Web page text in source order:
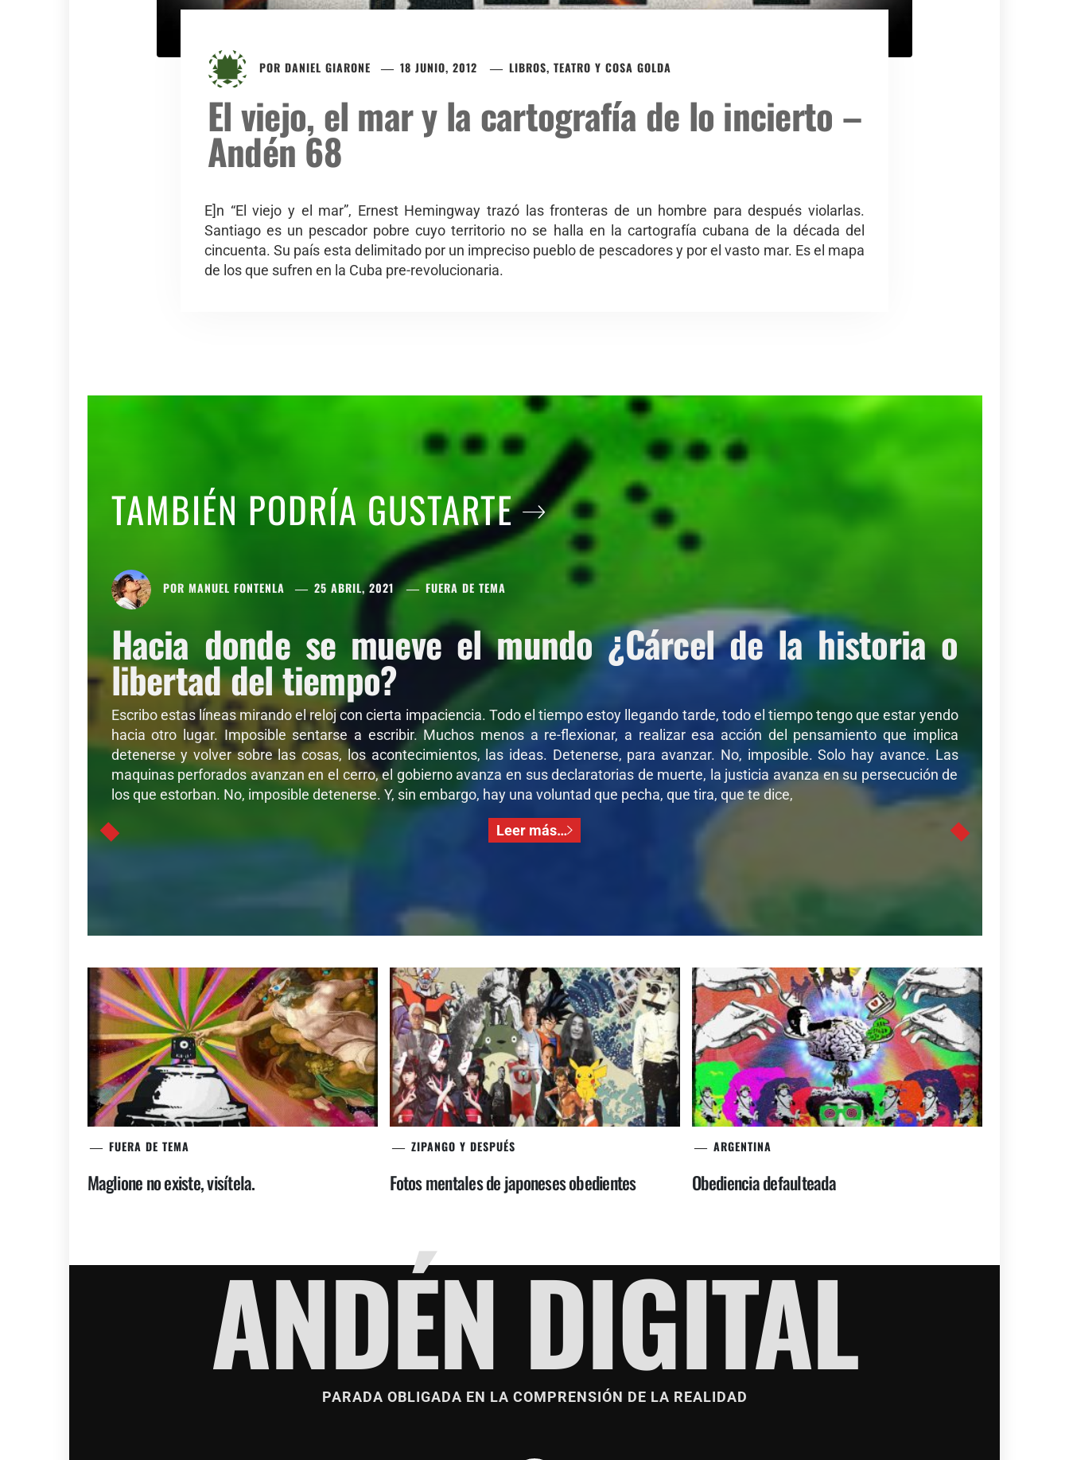
POR DANIEL GIARONE 18 JUNIO, 2012 LIBROS, TEATRO Y COSA GOLDA
El viejo, el mar y la cartografía de lo incierto –
Andén 68
E]n “El viejo y el mar”, Ernest Hemingway trazó las fronteras de un hombre para después violarlas.
Santiago es un pescador pobre cuyo territorio no se halla en la cartografía cubana de la década del
cincuenta. Su país esta delimitado por un impreciso pueblo de pescadores y por el vasto mar. Es el mapa
de los que sufren en la Cuba pre-revolucionaria.
TAMBIÉN PODRÍA GUSTARTE
POR MANUEL FONTENLA 25 ABRIL, 2021 FUERA DE TEMA
Hacia donde se mueve el mundo ¿Cárcel de la historia o
libertad del tiempo?
Escribo estas líneas mirando el reloj con cierta impaciencia. Todo el tiempo estoy llegando tarde, todo el tiempo tengo que estar yendo
hacia otro lugar. Imposible sentarse a escribir. Muchos menos a re-flexionar, a realizar esa acción del pensamiento que implica
detenerse y volver sobre las cosas, los acontecimientos, las ideas. Detenerse, para avanzar. No, imposible. Solo hay avance. Las
maquinas perforados avanzan en el cerro, el gobierno avanza en sus declaratorias de muerte, la justicia avanza en su persecución de
los que estorban. No, imposible detenerse. Y, sin embargo, hay una voluntad que pecha, que tira, que te dice,
Leer más…
FUERA DE TEMA
Maglione no existe, visítela.
ZIPANGO Y DESPUÉS
Fotos mentales de japoneses obedientes
ARGENTINA
Obediencia defaulteada
ANDÉN DIGITAL
PARADA OBLIGADA EN LA COMPRENSIÓN DE LA REALIDAD